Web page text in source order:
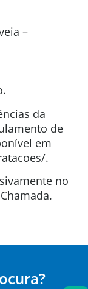
–
da
de
em
.
no